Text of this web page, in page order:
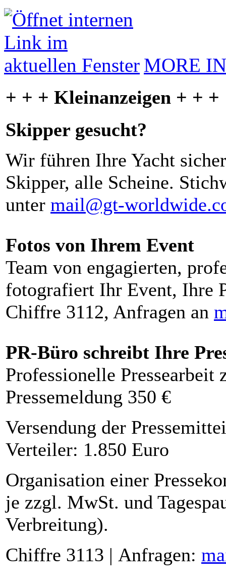
MORE
+ + + Kleinanzeigen + + +
Skipper gesucht?
Wir führen Ihre Yacht
Skipper, alle Scheine.
unter mail@gt-
Fotos von Ihrem Event
Team von engagierten,
fotografiert Ihr Event, Ihre
Chiffre 3112, Anfragen an
PR-Büro schreibt Ihre
Professionelle Pressearbeit
Pressemeldung 350 €
Versendung der
Verteiler: 1.850 Euro
Organisation einer
je zzgl. MwSt. und
Verbreitung).
Chiffre 3113 | Anfragen: